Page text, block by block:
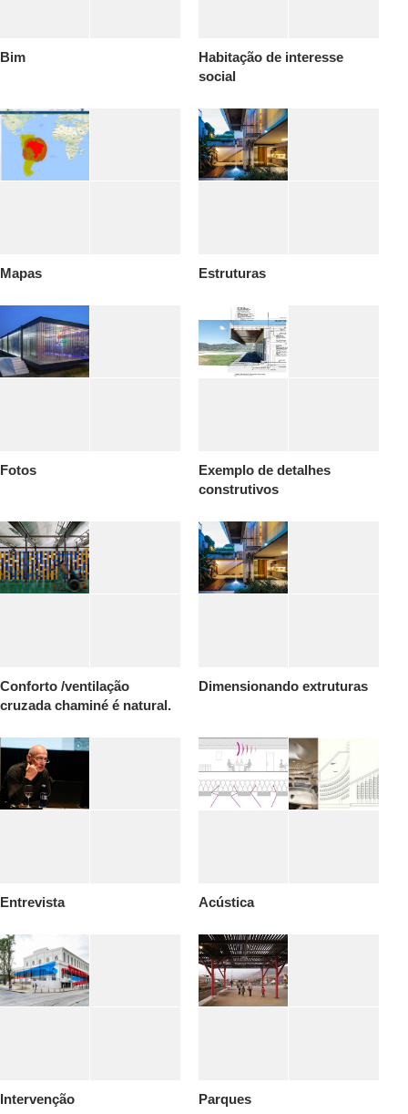
Bim
Habitação de interesse
social
Mapas Estruturas
Fotos
Exemplo de detalhes
construtivos
Conforto /ventilação
cruzada chaminé é natural.
Dimensionando extruturas
Entrevista Acústica
Intervenção Parques